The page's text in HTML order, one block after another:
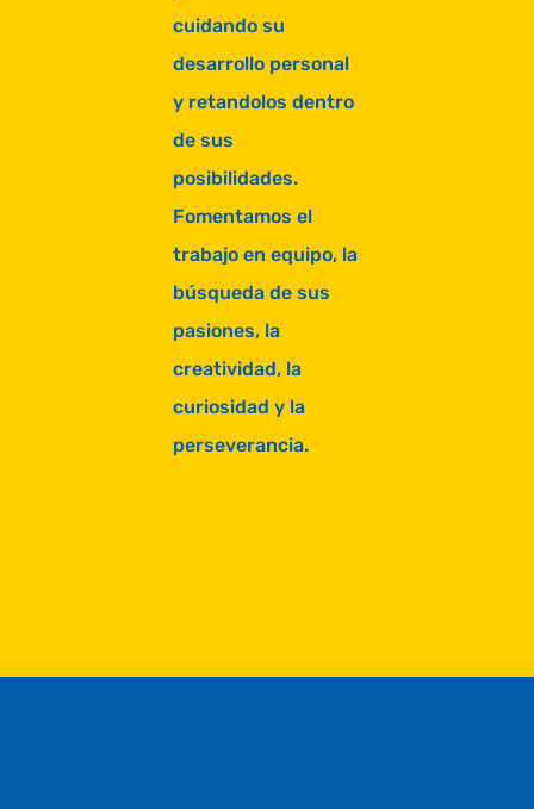
cuidando su
desarrollo personal
y retandolos dentro
de sus
posibilidades.
Fomentamos el
trabajo en equipo, la
búsqueda de sus
pasiones, la
creatividad, la
curiosidad y la
perseverancia.